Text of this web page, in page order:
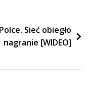
Sieć obiegło
nagranie [WIDEO]